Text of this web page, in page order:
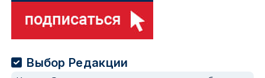
Выбор Редакции